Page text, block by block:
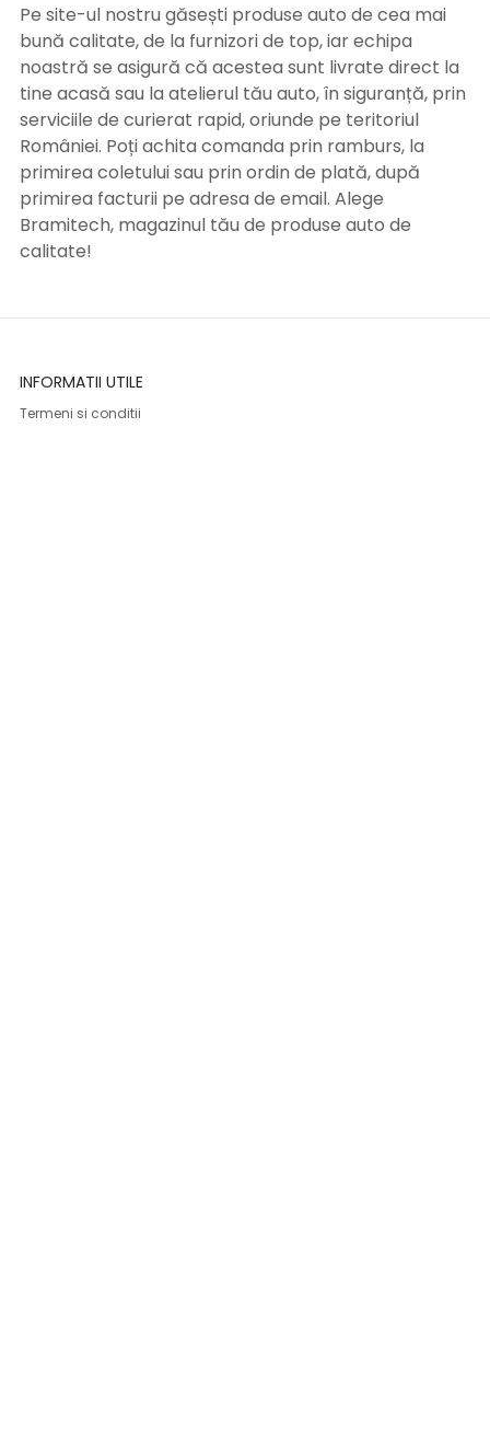
Pe site-ul nostru găsești produse auto de cea mai
bună calitate, de la furnizori de top, iar echipa
noastră se asigură că acestea sunt livrate direct la
tine acasă sau la atelierul tău auto, în siguranță, prin
serviciile de curierat rapid, oriunde pe teritoriul
României. Poți achita comanda prin ramburs, la
primirea coletului sau prin ordin de plată, după
primirea facturii pe adresa de email. Alege
Bramitech, magazinul tău de produse auto de
calitate!
INFORMATII UTILE
Termeni si conditii